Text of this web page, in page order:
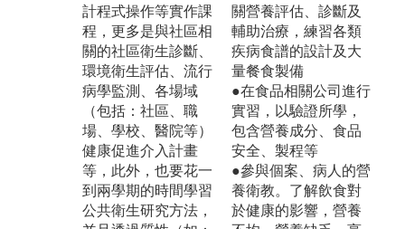
計程式操作等實作課
程，更多是與社區相
關的社區衛生診斷、
環境衛生評估、流行
病學監測、各場域
（包括：社區、職
場、學校、醫院等）
健康促進介入計畫
等，此外，也要花一
到兩學期的時間學習
公共衛生研究方法，
關營養評估、診斷及
輔助治療，練習各類
疾病食譜的設計及大
量餐食製備
●在食品相關公司進行
實習，以驗證所學，
包含營養成分、食品
安全、製程等
●參與個案、病人的營
養衛教。了解飲食對
於健康的影響，營養